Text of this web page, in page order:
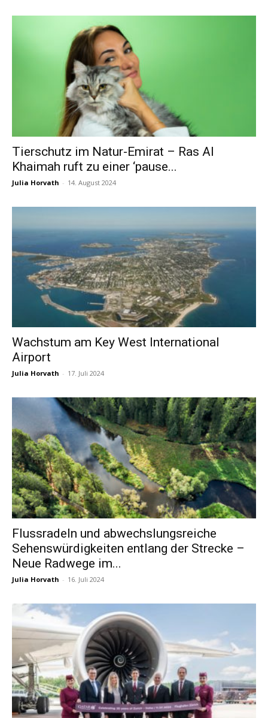
Tierschutz im Natur-Emirat – Ras Al
Khaimah ruft zu einer ‘pause...
Julia Horvath - 14. August 2024
Wachstum am Key West International
Airport
Julia Horvath - 17. Juli 2024
Flussradeln und abwechslungsreiche
Sehenswürdigkeiten entlang der Strecke –
Neue Radwege im...
Julia Horvath - 16. Juli 2024